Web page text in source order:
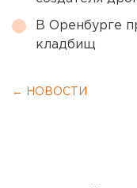
В Оренбурге
кладбищ
← НОВОСТИ